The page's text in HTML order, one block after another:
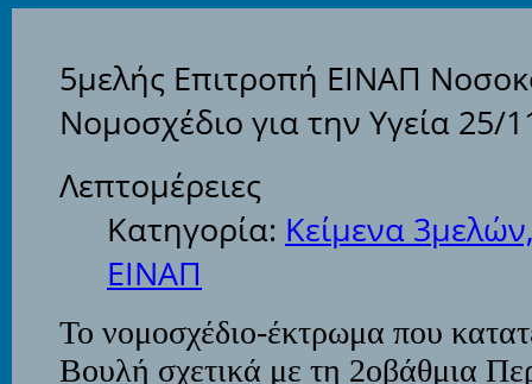
5μελής Επιτροπή ΕΙΝΑΠ
Νομοσχέδιο για την Υγεία 25/
Λεπτομέρειες
Κατηγορία: Κείμενα
ΕΙΝΑΠ
Το νομοσχέδιο-έκτρωμα που
Βουλή σχετικά με τη 2οβάθμια